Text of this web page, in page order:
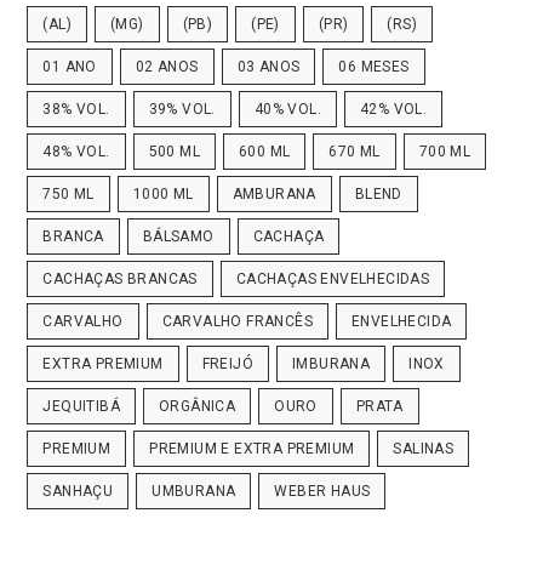
(AL) (MG) (PB) (PE) (PR) (RS)
01 ANO 02 ANOS 03 ANOS 06 MESES
38% VOL. 39% VOL. 40% VOL. 42% VOL.
48% VOL. 500 ML 600 ML 670 ML 700 ML
750 ML 1000 ML AMBURANA BLEND
BRANCA BÁLSAMO CACHAÇA
CACHAÇAS BRANCAS CACHAÇAS ENVELHECIDAS
CARVALHO CARVALHO FRANCÊS ENVELHECIDA
EXTRA PREMIUM FREIJÓ IMBURANA INOX
JEQUITIBÁ ORGÂNICA OURO PRATA
PREMIUM PREMIUM E EXTRA PREMIUM SALINAS
SANHAÇU UMBURANA WEBER HAUS